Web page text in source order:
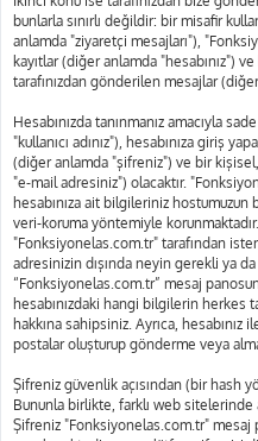
bunlarla sınırlı değildir: bir misafir
anlamda "ziyaretçi mesajları"),
kayıtlar (diğer anlamda "hesabınız")
tarafınızdan gönderilen mesajlar
Hesabınızda tanınmanız amacıyla
"kullanıcı adınız"), hesabınıza giriş
(diğer anlamda "şifreniz") ve bir
"e-mail adresiniz") olacaktır.
hesabınıza ait bilgileriniz hostumuzun
veri-koruma yöntemiyle korunmaktadır.
"Fonksiyonelas.com.tr" tarafından
adresinizin dışında neyin gerekli ya
“Fonksiyonelas.com.tr” mesaj
hesabınızdaki hangi bilgilerin herkes
hakkına sahipsiniz. Ayrıca, hesabınız
postalar oluşturup gönderme veya
Şifreniz güvenlik açısından (bir hash
Bununla birlikte, farklı web sitelerinde
Şifreniz "Fonksiyonelas.com.tr" mesaj